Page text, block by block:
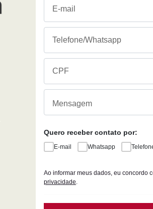
Quero receber contato por:
E-mail Whatsapp
Ao informar meus dados, eu concordo
privacidade.